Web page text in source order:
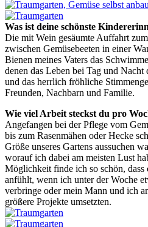
Was ist deine schönste
Die mit Wein gesäumte Auffahrt
zwischen Gemüsebeeten in einer
Bienen meines Vaters das
denen das Leben bei Tag und Nacht
und das herrlich fröhliche
Freunden, Nachbarn und Familie.
Wie viel Arbeit steckst du pro
Angefangen bei der Pflege vom
bis zum Rasenmähen oder Hecke
Größe unseres Gartens aussuchen
worauf ich dabei am meisten Lust
Möglichkeit finde ich so schön, dass
anfühlt, wenn ich unter der Woche
verbringe oder mein Mann und ich
größere Projekte umsetzten.